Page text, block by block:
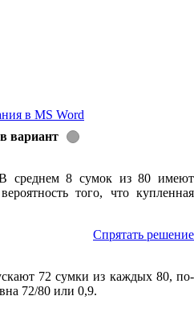
в MS Word
сред­нем 8 сумок из 80 имеют
того, что куп­лен­ная
Спрятать решение
72 сумки из каж­дых 80, по­
72/80 или 0,9.